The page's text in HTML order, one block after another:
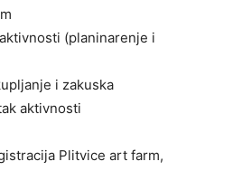
(planinarenje i
i zakuska
aktivnosti
Plitvice art farm,